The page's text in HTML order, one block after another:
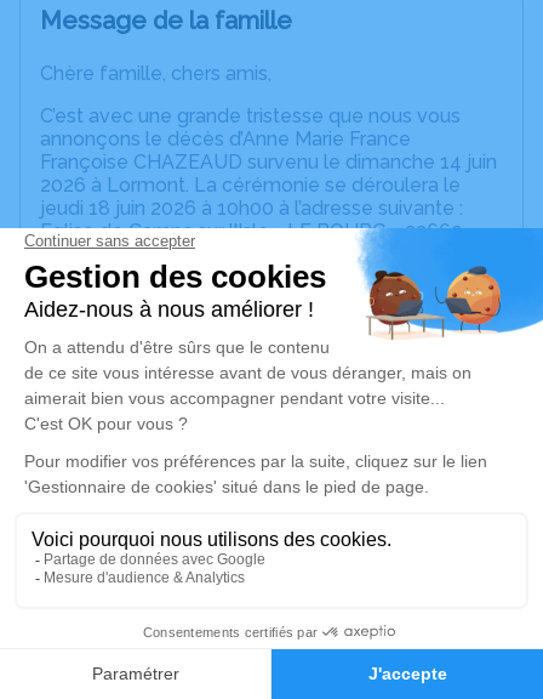
Faire-part Hommages
Message de la famille
Chère famille, chers amis,
C’est avec une grande tristesse que nous vous
annonçons le décès d’Anne Marie France
Françoise CHAZEAUD survenu le dimanche 14 juin
2026 à Lormont. La cérémonie se déroulera le
jeudi 18 juin 2026 à 10h00 à l’adresse suivante :
Eglise de Camps sur l'Isle - LE BOURG - 33660
Camps sur l'Isle.
Selon les volontés de Anne Marie, pas de tenue
sombre pour la cérémonie
Nous vous invitons à utiliser cet espace pour
laisser vos condoléances, partager des photos
souvenirs, une anecdote ou exprimer vos pensées
à travers des poèmes ou des textes. Cet endroit
est un lieu d'expression dédié à honorer la
mémoire d’Anne Marie France Françoise
CHAZEAUD.
Un service de plantation d’arbre hommage est
disponible ici.
Je rends hommage